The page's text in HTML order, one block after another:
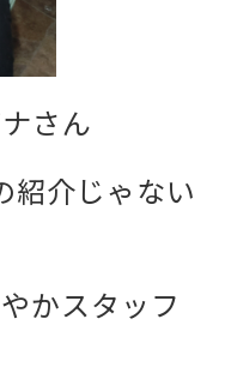
ナさん
紹介じゃない
かスタッフ